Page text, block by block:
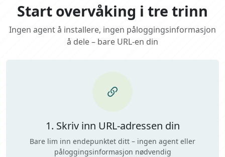
Start overvåking i tre trinn
Ingen agent å installere, ingen påloggingsinformasjon
å dele – bare URL-en din
1. Skriv inn URL-adressen din
Bare lim inn endepunktet ditt – ingen agent eller
påloggingsinformasjon nødvendig